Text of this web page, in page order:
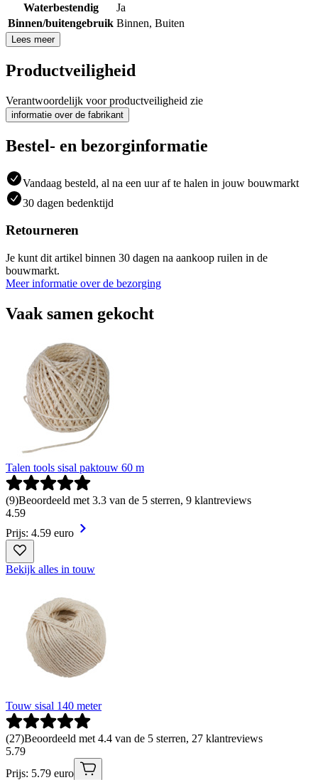
Waterbestendig
Ja
Binnen/buitengebruik Binnen, Buiten
Lees meer
Productveiligheid
Verantwoordelijk voor productveiligheid zie
informatie over de fabrikant
Bestel- en bezorginformatie
Vandaag besteld, al na een uur af te halen in jouw bouwmarkt
30 dagen bedenktijd
Retourneren
Je kunt dit artikel binnen 30 dagen na aankoop ruilen in de
bouwmarkt.
Meer informatie over de bezorging
Vaak samen gekocht
Talen tools sisal paktouw 60 m
(9)Beoordeeld met 3.3 van de 5 sterren, 9 klantreviews
4.59
Prijs: 4.59 euro
Bekijk alles in touw
Touw sisal 140 meter
(27)Beoordeeld met 4.4 van de 5 sterren, 27 klantreviews
5.79
Prijs: 5.79 euro